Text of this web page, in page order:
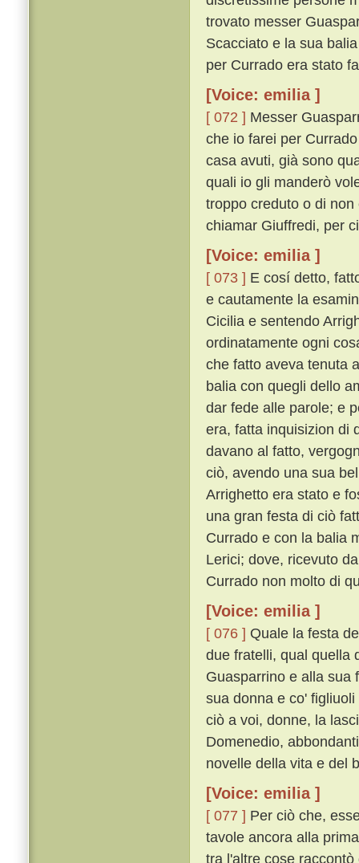
trovato messer
Scacciato e la sua
per Currado era stato
[Voice: emilia ]
[ 072 ] Messer
che io farei per
casa avuti, già sono
quali io gli manderò
troppo creduto o di
chiamar Giuffredi, per
[Voice: emilia ]
[ 073 ] E cosí detto,
e cautamente la
Cicilia e sentendo
ordinatamente ogni
che fatto aveva tenuta
balia con quegli dello
dar fede alle parole; e
era, fatta inquisizion di
davano al fatto,
ciò, avendo una sua
Arrighetto era stato e
una gran festa di ciò
Currado e con la balia
Lerici; dove, ricevuto
Currado non molto di
[Voice: emilia ]
[ 076 ] Quale la festa
due fratelli, qual quella
Guasparrino e alla sua
sua donna e co'
ciò a voi, donne, la
Domenedio,
novelle della vita e del
[Voice: emilia ]
[ 077 ] Per ciò che,
tavole ancora alla
tra l'altre cose